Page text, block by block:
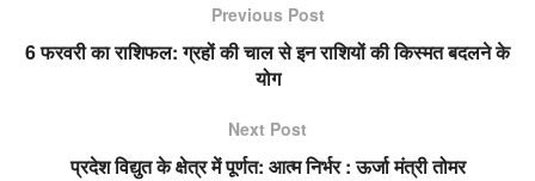
Previous Post
6 फरवरी का राशिफल: ग्रहों की चाल से इन राशियों की किस्मत बदलने के
योग
Next Post
प्रदेश विद्युत के क्षेत्र में पूर्णत: आत्म निर्भर : ऊर्जा मंत्री तोमर